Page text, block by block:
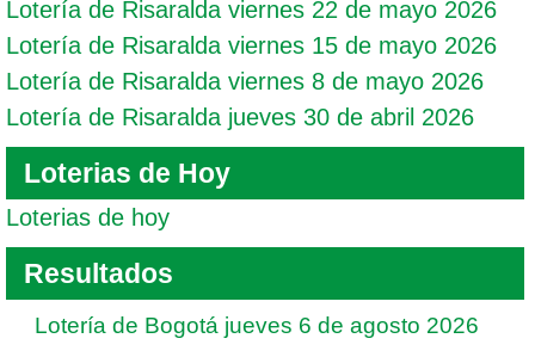
Lotería de Risaralda viernes 22 de mayo 2026
Lotería de Risaralda viernes 15 de mayo 2026
Lotería de Risaralda viernes 8 de mayo 2026
Lotería de Risaralda jueves 30 de abril 2026
Loterias de Hoy
Loterias de hoy
Resultados
Lotería de Bogotá jueves 6 de agosto 2026